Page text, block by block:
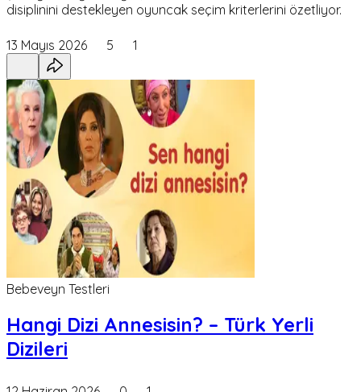
disiplinini destekleyen oyuncak seçim kriterlerini özetliyor.
13 Mayıs 2026 5 1
Bebeveyn Testleri
Hangi Dizi Annesisin? – Türk Yerli
Dizileri